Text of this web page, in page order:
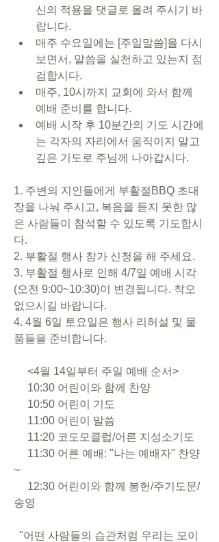
신의 적용을 댓글로 올려 주시기 바
랍니다.
매주 수요일에는 [주일말씀]을 다시
보면서, 말씀을 실천하고 있는지 점
검합시다.
매주, 10시까지 교회에 와서 함께
예배 준비를 합니다.
예배 시작 후 10분간의 기도 시간에
는 각자의 자리에서 움직이지 말고
깊은 기도로 주님께 나아갑시다.
1. 주변의 지인들에게 부활절BBQ 초대
장을 나눠 주시고, 복음을 듣지 못한 많
은 사람들이 참석할 수 있도록 기도합시
다.
2. 부활절 행사 참가 신청을 해 주세요.
3. 부활절 행사로 인해 4/7일 예배 시각
(오전 9:00~10:30)이 변경됩니다. 착오
없으시길 바랍니다.
4. 4월 6일 토요일은 행사 리허설 및 물
품들을 준비합니다.
<4월 14일부터 주일 예배 순서>
10:30 어린이와 함께 찬양
10:50 어린이 기도
11:00 어린이 말씀
11:20 코도모클럽/어른 지성소기도
11:30 어른 예배: "나는 예배자" 찬양
~
12:30 어린이와 함께 봉헌/주기도문/
송영
"어떤 사람들의 습관처럼 우리는 모이